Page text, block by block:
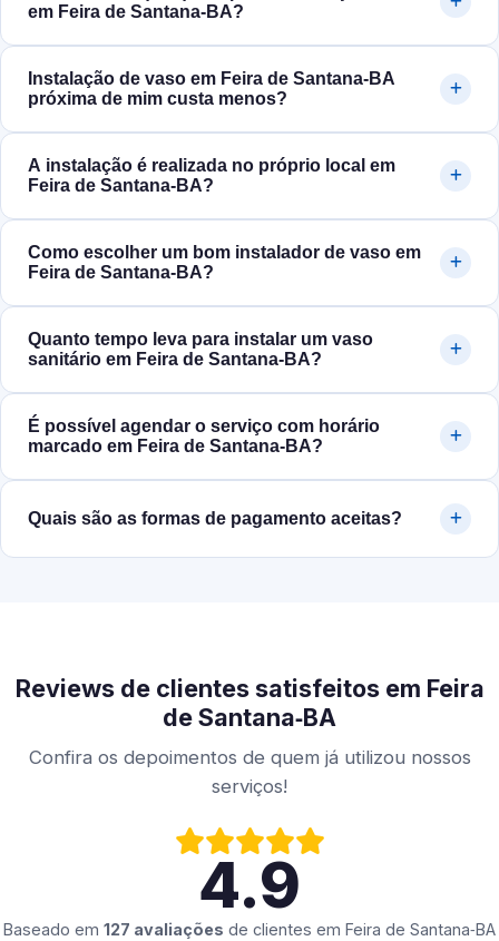
em Feira de Santana‑BA?
Instalação de vaso em Feira de Santana‑BA
próxima de mim custa menos?
A instalação é realizada no próprio local em
Feira de Santana‑BA?
Como escolher um bom instalador de vaso em
Feira de Santana‑BA?
Quanto tempo leva para instalar um vaso
sanitário em Feira de Santana‑BA?
É possível agendar o serviço com horário
marcado em Feira de Santana‑BA?
Quais são as formas de pagamento aceitas?
Reviews de clientes satisfeitos em Feira
de Santana‑BA
Confira os depoimentos de quem já utilizou nossos
serviços!
4.9
Baseado em 127 avaliações de clientes em Feira de Santana‑BA